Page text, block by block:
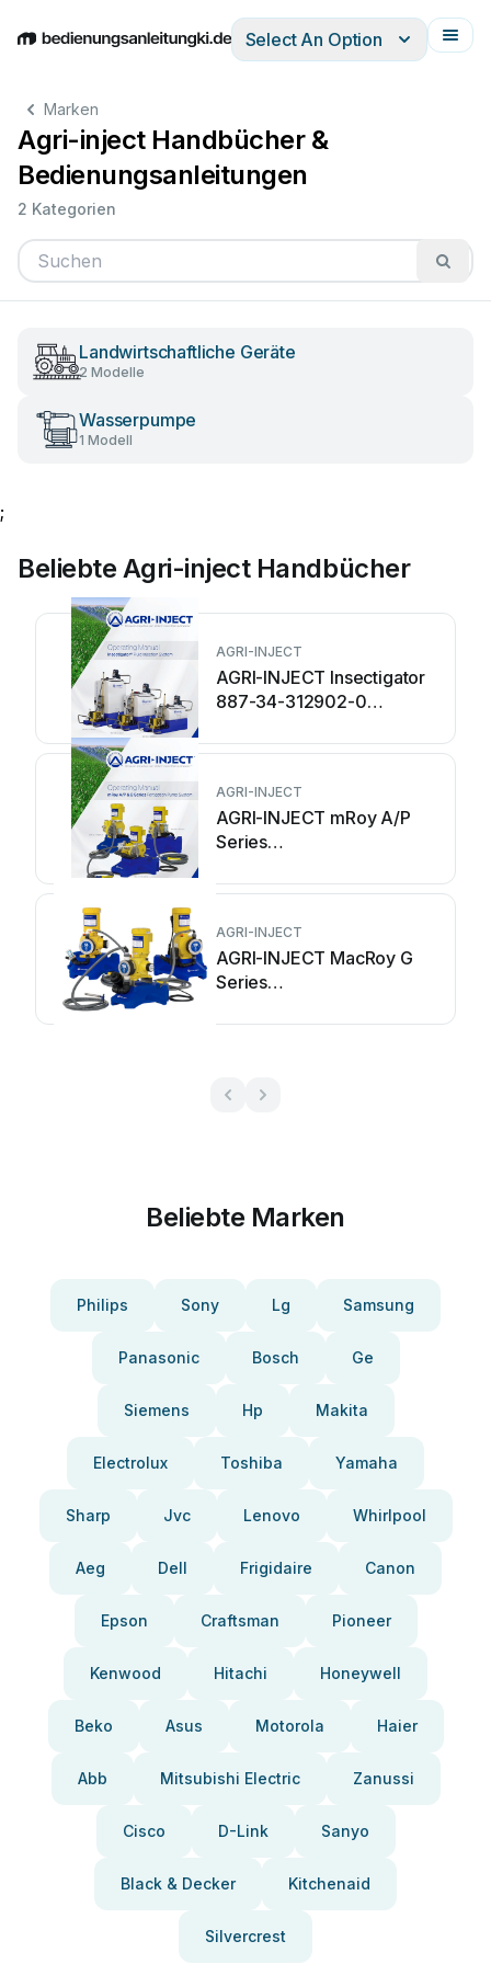
EnglishDeutschEspañolItalianoFrançais
Select An Option
Marken
Agri-inject Handbücher &
Bedienungsanleitungen
2 Kategorien
Landwirtschaftliche Geräte
2 Modelle
Wasserpumpe
1 Modell
;
Beliebte Agri-inject Handbücher
AGRI-INJECT
AGRI-INJECT Insectigator
887-34-312902-0
AGRI-INJECT
AGRI-INJECT mRoy A/P
Series
AGRI-INJECT
AGRI-INJECT MacRoy G
Series
Beliebte Marken
Philips Sony Lg Samsung
Panasonic Bosch Ge
Siemens Hp Makita
Electrolux Toshiba Yamaha
Sharp Jvc Lenovo Whirlpool
Aeg Dell Frigidaire Canon
Epson Craftsman Pioneer
Kenwood Hitachi Honeywell
Beko Asus Motorola Haier
Abb Mitsubishi Electric Zanussi
Cisco D-Link Sanyo
Black & Decker Kitchenaid
Silvercrest